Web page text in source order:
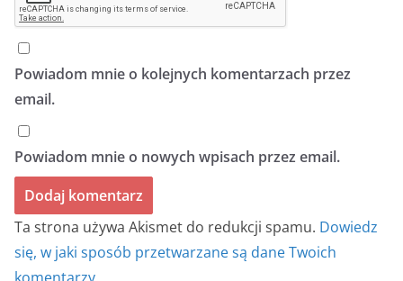
Powiadom mnie o kolejnych komentarzach przez
email.
Powiadom mnie o nowych wpisach przez email.
Ta strona używa Akismet do redukcji spamu. Dowiedz
się, w jaki sposób przetwarzane są dane Twoich